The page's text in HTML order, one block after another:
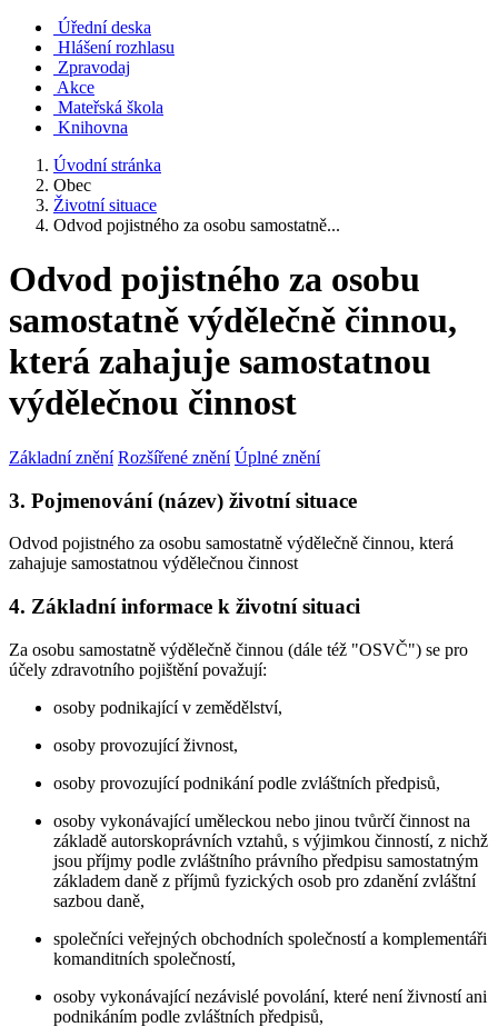
Úřední deska
Hlášení rozhlasu
Zpravodaj
Akce
Mateřská škola
Knihovna
Úvodní stránka
Obec
Životní situace
Odvod pojistného za osobu samostatně...
Odvod pojistného za osobu
samostatně výdělečně činnou,
která zahajuje samostatnou
výdělečnou činnost
Základní znění Rozšířené znění Úplné znění
3. Pojmenování (název) životní situace
Odvod pojistného za osobu samostatně výdělečně činnou, která
zahajuje samostatnou výdělečnou činnost
4. Základní informace k životní situaci
Za osobu samostatně výdělečně činnou (dále též "OSVČ") se pro
účely zdravotního pojištění považují:
osoby podnikající v zemědělství,
osoby provozující živnost,
osoby provozující podnikání podle zvláštních předpisů,
osoby vykonávající uměleckou nebo jinou tvůrčí činnost na
základě autorskoprávních vztahů, s výjimkou činností, z nichž
jsou příjmy podle zvláštního právního předpisu samostatným
základem daně z příjmů fyzických osob pro zdanění zvláštní
sazbou daně,
společníci veřejných obchodních společností a komplementáři
komanditních společností,
osoby vykonávající nezávislé povolání, které není živností ani
podnikáním podle zvláštních předpisů,